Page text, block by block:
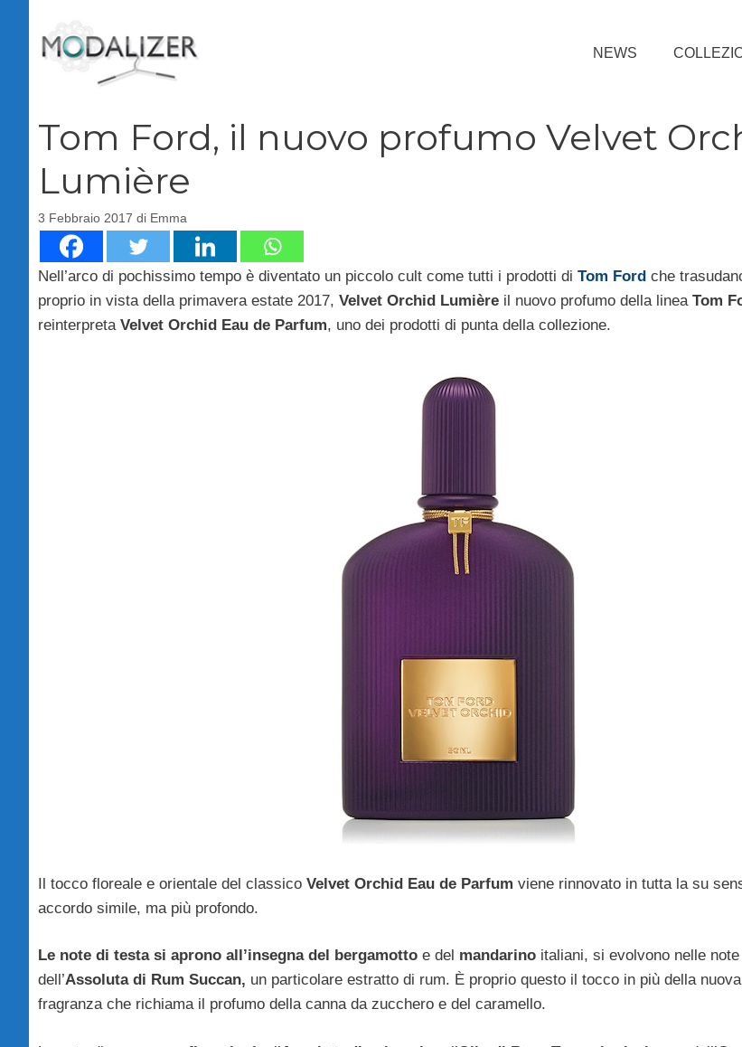
contenuto
NEWS
Tom Ford, il nuovo profumo Velvet
Lumière
3 Febbraio 2017 di Emma
Nell’arco di pochissimo tempo è diventato un piccolo cult come tutti i prodotti di Tom Ford che
proprio in vista della primavera estate 2017, Velvet Orchid Lumière il nuovo profumo della linea Tom
reinterpreta Velvet Orchid Eau de Parfum, uno dei prodotti di punta della collezione.
Il tocco floreale e orientale del classico Velvet Orchid Eau de Parfum viene rinnovato in tutta la su
accordo simile, ma più profondo.
Le note di testa si aprono all’insegna del bergamotto e del mandarino italiani, si evolvono nelle note
dell’Assoluta di Rum Succan, un particolare estratto di rum. È proprio questo il tocco in più della
fragranza che richiama il profumo della canna da zucchero e del caramello.